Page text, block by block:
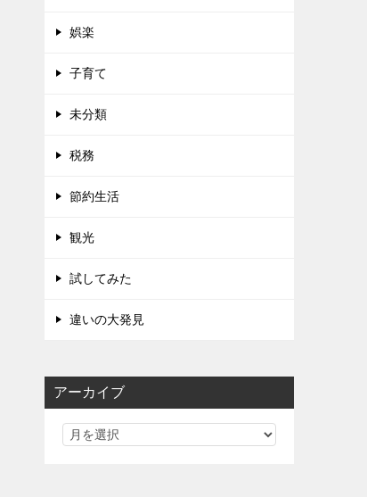
娯楽
子育て
未分類
税務
節約生活
観光
試してみた
違いの大発見
アーカイブ